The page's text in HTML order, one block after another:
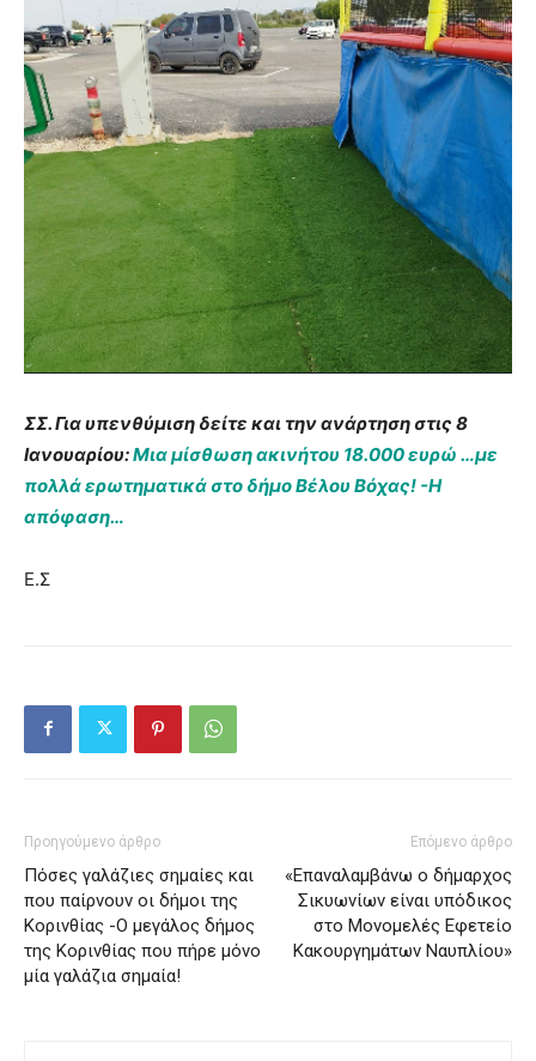
ΣΣ. Για υπενθύμιση δείτε και την ανάρτηση στις 8
Ιανουαρίου:Μια μίσθωση ακινήτου 18.000 ευρώ …με
πολλά ερωτηματικά στο δήμο Βέλου Βόχας! -Η
απόφαση…
Ε.Σ
Προηγούμενο άρθρο
Πόσες γαλάζιες σημαίες και
που παίρνουν οι δήμοι της
Κορινθίας -Ο μεγάλος δήμος
της Κορινθίας που πήρε μόνο
μία γαλάζια σημαία!
Επόμενο άρθρο
«Επαναλαμβάνω ο δήμαρχος
Σικυωνίων είναι υπόδικος
στο Μονομελές Εφετείο
Κακουργημάτων Ναυπλίου»